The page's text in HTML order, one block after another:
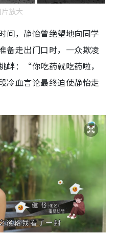
放大
间，静怡曾绝望地向同学
备走出门口时，一众欺凌
衅：“你吃药就吃药啦，
冷血言论最终迫使静怡走